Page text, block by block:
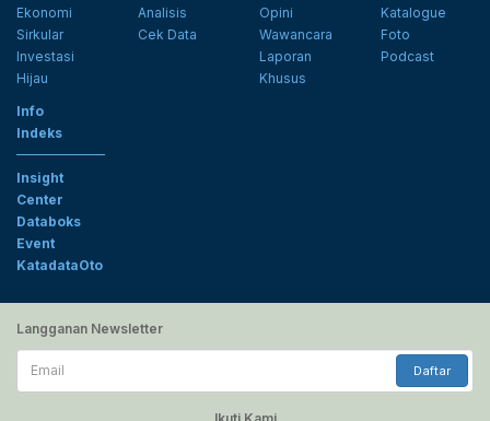
Ekonomi
Sirkular
Investasi
Hijau
Analisis
Cek Data
Opini
Wawancara
Laporan
Khusus
Katalogue
Foto
Podcast
Info
Indeks
Insight
Center
Databoks
Event
KatadataOto
Langganan Newsletter
Email
Daftar